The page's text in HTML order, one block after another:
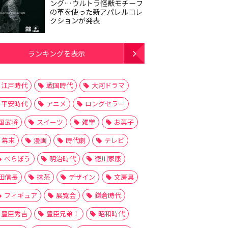
ング…ウルトラ怪獣モチーフ
の革を使った新アパレルコレ
クションが発表
ランキングを表示
江戸時代 戦国時代
大河ドラマ
平安時代
アニメ
ロングセラー
武将
スイーツ 雑学
お菓子
幕末
漫画 時代劇
テレビ
べらぼう
明治時代
徳川家康
信長
抹茶 デザイン
文房具
フィギュア
展覧会
鎌倉時代
豊臣秀吉
豊臣兄弟！
昭和時代